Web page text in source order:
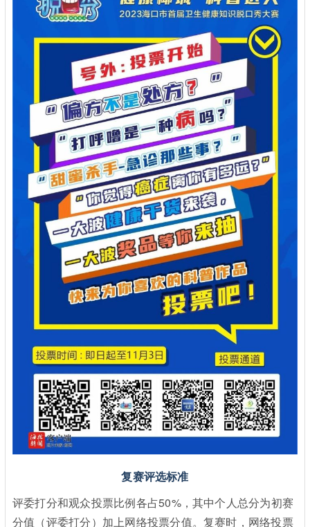
复赛评选标准
评委打分和观众投票比例各占50%，其中个人总分为初赛
分值（评委打分）加上网络投票分值。复赛时，网络投票